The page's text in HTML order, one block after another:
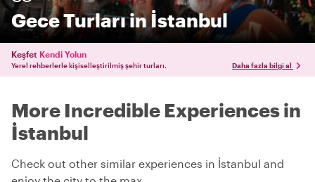
Gece Turları in İstanbul
Keşfet Kendi Yolun
Yerel rehberlerle kişiselleştirilmiş şehir turları. Daha fazla bilgi al
More Incredible Experiences in
İstanbul
Check out other similar experiences in İstanbul and